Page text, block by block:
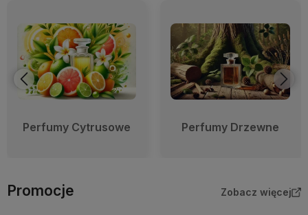
Perfumy Cytrusowe Perfumy Drzewne
Promocje Zobacz więcej